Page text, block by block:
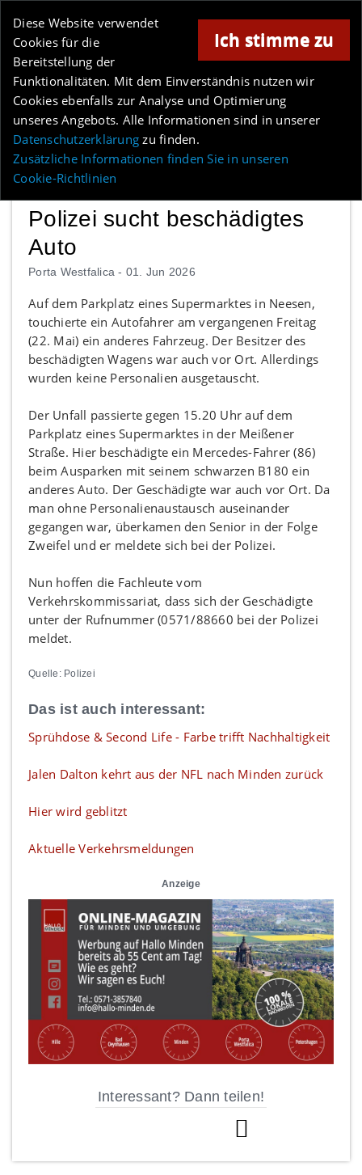
Online-Magazin für Minden und Umgebung
Ich stimme zu
Diese Website verwendet
Cookies für die
Bereitstellung der
Funktionalitäten. Mit dem Einverständnis nutzen wir
Cookies ebenfalls zur Analyse und Optimierung
unseres Angebots. Alle Informationen sind in unserer
Datenschutzerklärung zu finden.
Zusätzliche Informationen finden Sie in unseren
Cookie-Richtlinien
Anzeige
MENÜ
Polizei sucht beschädigtes
Auto
Porta Westfalica - 01. Jun 2026
Auf dem Parkplatz eines Supermarktes in Neesen,
touchierte ein Autofahrer am vergangenen Freitag
(22. Mai) ein anderes Fahrzeug. Der Besitzer des
beschädigten Wagens war auch vor Ort. Allerdings
wurden keine Personalien ausgetauscht.
Der Unfall passierte gegen 15.20 Uhr auf dem
Parkplatz eines Supermarktes in der Meißener
Straße. Hier beschädigte ein Mercedes-Fahrer (86)
beim Ausparken mit seinem schwarzen B180 ein
anderes Auto. Der Geschädigte war auch vor Ort. Da
man ohne Personalienaustausch auseinander
gegangen war, überkamen den Senior in der Folge
Zweifel und er meldete sich bei der Polizei.
Nun hoffen die Fachleute vom
Verkehrskommissariat, dass sich der Geschädigte
unter der Rufnummer (0571/88660 bei der Polizei
meldet.
Quelle: Polizei
Das ist auch interessant:
Sprühdose & Second Life - Farbe trifft Nachhaltigkeit
Jalen Dalton kehrt aus der NFL nach Minden zurück
Hier wird geblitzt
Aktuelle Verkehrsmeldungen
Anzeige
Interessant? Dann teilen!